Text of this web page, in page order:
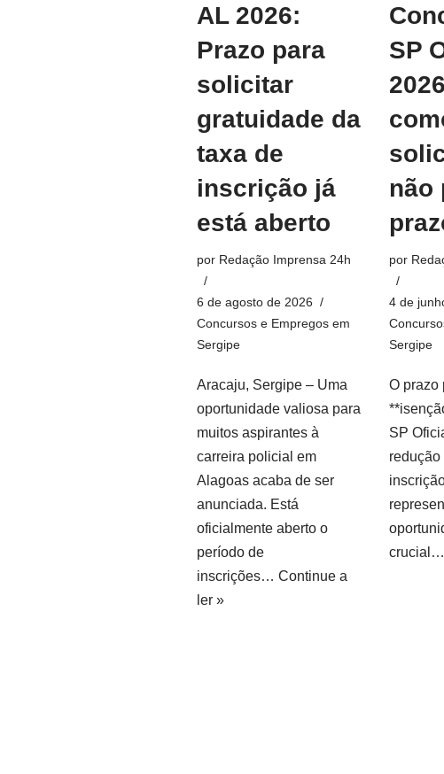
AL 2026:
Prazo para
solicitar
gratuidade da
taxa de
inscrição já
está aberto
por Redação Imprensa 24h
6 de agosto de 2026
Concursos e Empregos em
Sergipe
Aracaju, Sergipe – Uma
oportunidade valiosa para
muitos aspirantes à
carreira policial em
Alagoas acaba de ser
anunciada. Está
oficialmente aberto o
período de
inscrições… Continue a
ler »
SP
não
por
4 de
Sergipe
O prazo
SP
redução
crucial…